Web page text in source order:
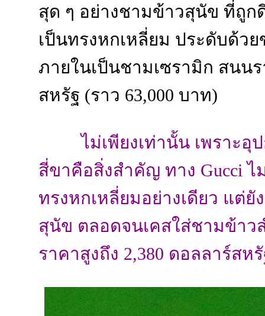
สุด ๆ อย่างชามข้าวสุนัข ที่ถู
เป็นทรงหกเหลี่ยม ประดับด้ว
ภายในเป็นชามเซรามิก สนน
สหรัฐ (ราว 63,000 บาท)
ไม่เพียงเท่านั้น เพราะ
สี่ขาคือสิ่งสำคัญ ทาง Gucci
ทรงหกเหลี่ยมอย่างเดียว แต่
สุนัข ตลอดจนเคสใส่ชามข้าว
ราคาสูงถึง 2,380 ดอลลาร์สห